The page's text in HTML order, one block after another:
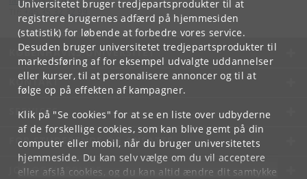
Universitetet bruger tredjepartsprodukter til at
registrere brugernes adfærd på hjemmesiden
(statistik) for løbende at forbedre vores service.
Desuden bruger universitetet tredjepartsprodukter til
markedsføring af for eksempel udvalgte uddannelser
eller kurser, til at personalisere annoncer og til at
følge op på effekten af kampagner.
Klik på "Se cookies" for at se en liste over udbyderne
af de forskellige cookies, som kan blive gemt på din
computer eller mobil, når du bruger universitetets
hjemmeside. Du kan selv vælge om du vil acceptere
eller afslå cookies, og du kan altid ændre dit samtykke
KØBENHAVNS UNIVERSITET
KONTAKT
SERVICES
FOR STUDERENDE OG ANSATTE
JOB OG KARRIERE